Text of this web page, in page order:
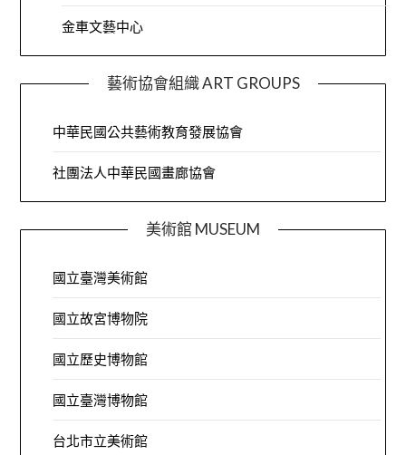
金車文藝中心
藝術協會組織 ART GROUPS
中華民國公共藝術教育發展協會
社團法人中華民國畫廊協會
美術館 MUSEUM
國立臺灣美術館
國立故宮博物院
國立歷史博物館
國立臺灣博物館
台北市立美術館